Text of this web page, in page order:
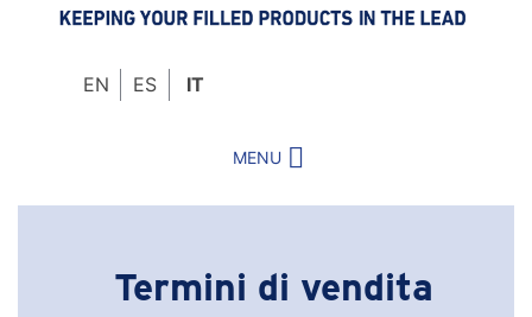
EN ES IT
MENU
Termini di vendita